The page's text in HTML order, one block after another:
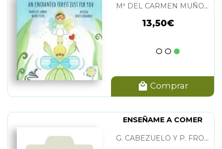
Mª DEL CARMEN MUÑOZ Y AZUCENA BENITO
13,50€
Comprar
ENSEÑAME A COMER
G. CABEZUELO Y P. FRONTERA